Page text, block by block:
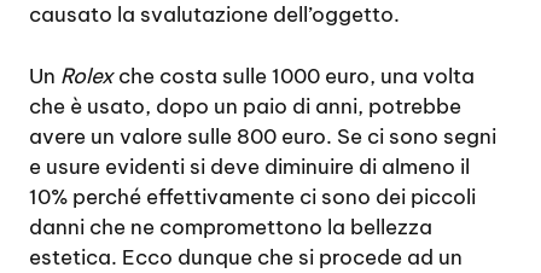
causato la svalutazione dell’oggetto.
Un Rolexche costa sulle 1000 euro, una volta
che è usato, dopo un paio di anni, potrebbe
avere un valore sulle 800 euro. Se ci sono segni
e usure evidenti si deve diminuire di almeno il
10% perché effettivamente ci sono dei piccoli
danni che ne compromettono la bellezza
estetica. Ecco dunque che si procede ad un